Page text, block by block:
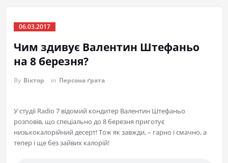
06.03.2017
Чим здивує Валентин Штефаньо
на 8 березня?
By Віктор in Персона ґрата
У студії Radio 7 відомий кондитер Валентин Штефаньо
розповів, що спеціально до 8 березня приготує
низькокалорійний десерт! Тож як завжди, – гарно і смачно, а
тепер і ще без зайвих калорій!